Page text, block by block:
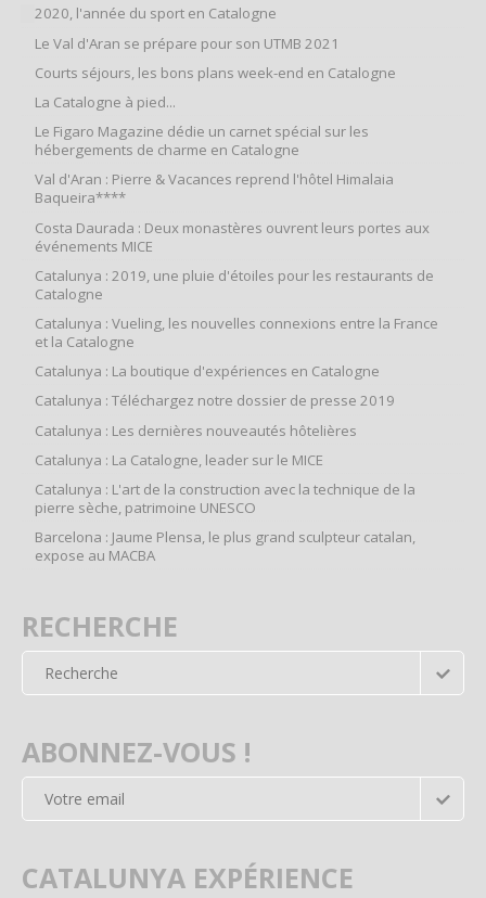
2020, l'année du sport en Catalogne
Le Val d'Aran se prépare pour son UTMB 2021
Courts séjours, les bons plans week-end en Catalogne
La Catalogne à pied...
Le Figaro Magazine dédie un carnet spécial sur les
hébergements de charme en Catalogne
Val d'Aran : Pierre & Vacances reprend l'hôtel Himalaia
Baqueira****
Costa Daurada : Deux monastères ouvrent leurs portes aux
événements MICE
Catalunya : 2019, une pluie d'étoiles pour les restaurants de
Catalogne
Catalunya : Vueling, les nouvelles connexions entre la France
et la Catalogne
Catalunya : La boutique d'expériences en Catalogne
Catalunya : Téléchargez notre dossier de presse 2019
Catalunya : Les dernières nouveautés hôtelières
Catalunya : La Catalogne, leader sur le MICE
Catalunya : L'art de la construction avec la technique de la
pierre sèche, patrimoine UNESCO
Barcelona : Jaume Plensa, le plus grand sculpteur catalan,
expose au MACBA
RECHERCHE
ABONNEZ-VOUS !
CATALUNYA EXPÉRIENCE